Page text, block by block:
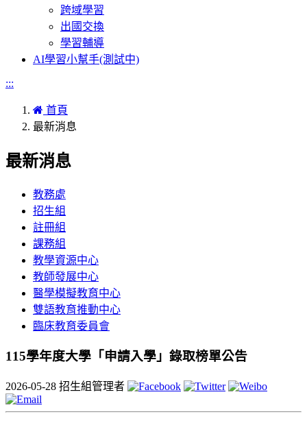
跨域學習
出國交換
學習輔導
AI學習小幫手(測試中)
:::
首頁
最新消息
最新消息
教務處
招生組
註冊組
課務組
教學資源中心
教師發展中心
醫學模擬教育中心
雙語教育推動中心
臨床教育委員會
115學年度大學「申請入學」錄取榜單公告
2026-05-28 招生組管理者